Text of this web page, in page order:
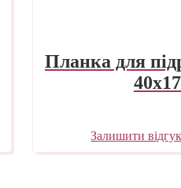
Планка для
Залишити відгук